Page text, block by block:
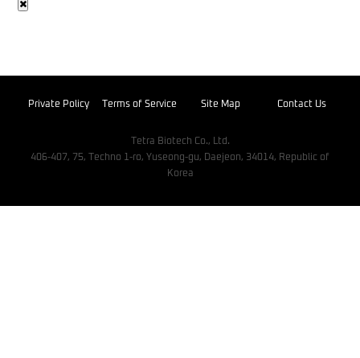
Private Policy Terms of Service Site Map Contact Us
Tetra Biotech Co., Ltd.
406-407, 75, Techno 1-ro, Yuseong-gu, Daejeon, 34014, Republic of
Korea